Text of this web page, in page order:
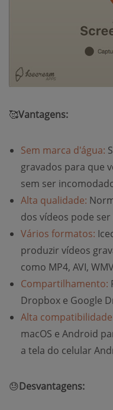
🥰Vantagens:
Sem marca d'água:
gravados para que
sem ser
Alta qualidade:
dos vídeos pode
Vários formatos:
produzir vídeos
como MP4, AVI,
Compartilhamento:
Dropbox e Google
Alta
macOS e Android
a tela do celular
😓Desvantagens: